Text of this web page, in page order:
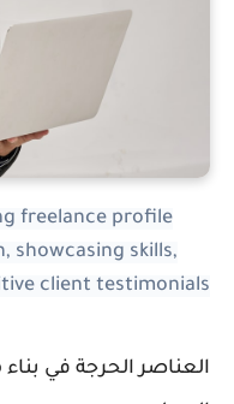
freelance profile
showcasing skills,
client
الحرجة في